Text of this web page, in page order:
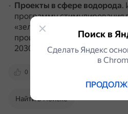
Проекты в сфере водорода.
программу стимулирования
«зелёного» водорода, цель
производства водорода на
2030 году.
0
Найти в Поиске
Поиск в
Сделать Яндекс
в